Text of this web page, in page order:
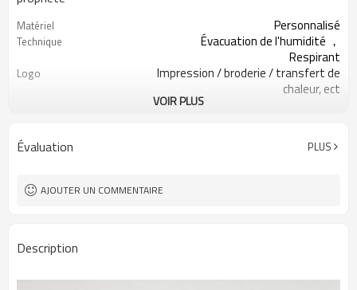
Matériel Personnalisé
Technique
Évacuation de l'humidité ，
Respirant
Logo
Impression / broderie / transfert de
chaleur, ect
Course à pied 、 Yoga 、 Exercice 、
MOQ
Couleur Toutes sortes de couleurs
VOIR PLUS
Évaluation PLUS
AJOUTER UN COMMENTAIRE
Description